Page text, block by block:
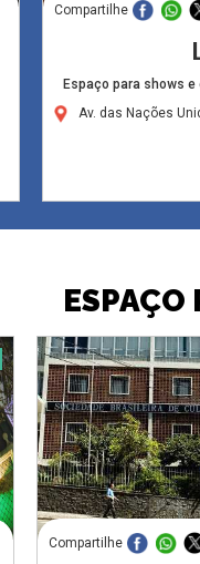
Compartilhe
Espaço para shows
Av. das Nações
ESPAÇO
Compartilhe